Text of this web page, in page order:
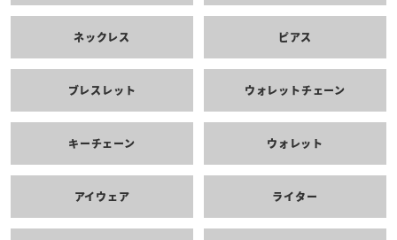
ネックレス ピアス
ブレスレット ウォレットチェーン
キーチェーン ウォレット
アイウェア ライター